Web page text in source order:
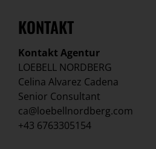
KONTAKT
Kontakt Agentur
LOEBELL NORDBERG
Celina Alvarez Cadena
Senior Consultant
ca@loebellnordberg.com
+43 6763305154